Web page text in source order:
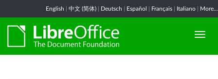
English 中文 (简体) Deutsch Español Français Italiano More...